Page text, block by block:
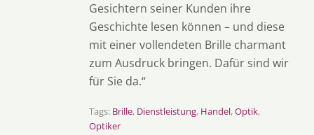
Gesichtern seiner Kunden ihre
Geschichte lesen können – und diese
mit einer vollendeten Brille charmant
zum Ausdruck bringen. Dafür sind wir
für Sie da.“
Tags: Brille, Dienstleistung, Handel,Optik,
Optiker